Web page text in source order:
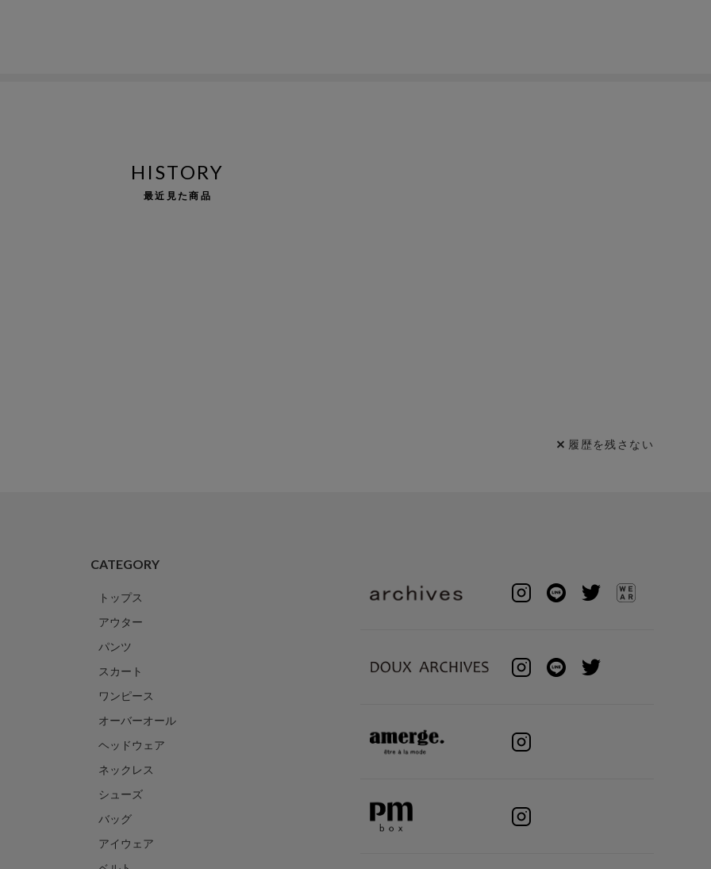
HISTORY
最近見た商品
履歴を残さない
CATEGORY
トップス
アウター
パンツ
スカート
ワンピース
オーバーオール
ヘッドウェア
ネックレス
シューズ
バッグ
アイウェア